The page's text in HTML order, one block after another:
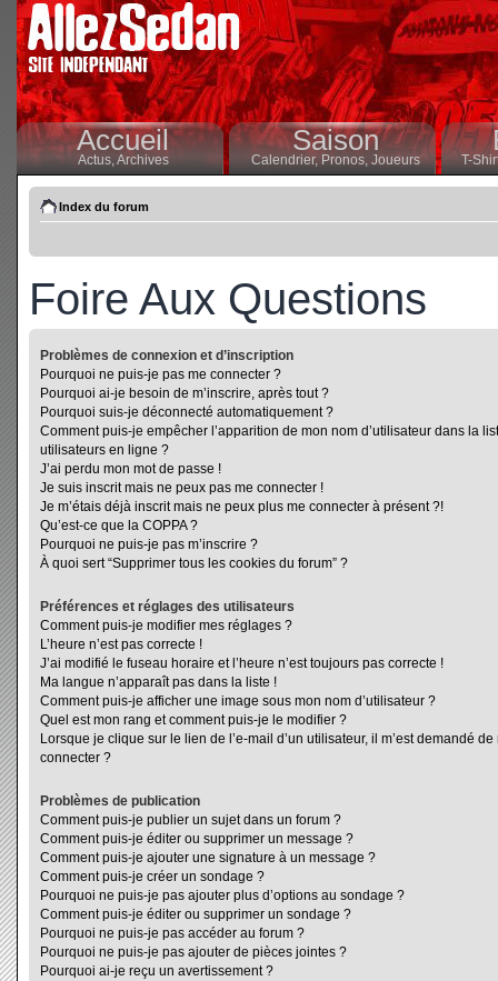
Accueil
Actus,Archives
Saison
Calendrier,Pronos, Joueurs T-
Index du forum
Foire Aux Questions
Problèmes de connexion et d’inscription
Pourquoi ne puis-je pas me connecter ?
Pourquoi ai-je besoin de m’inscrire, après tout ?
Pourquoi suis-je déconnecté automatiquement ?
Comment puis-je empêcher l’apparition de mon nom d’utilisateur dans la
utilisateurs en ligne ?
J’ai perdu mon mot de passe !
Je suis inscrit mais ne peux pas me connecter !
Je m’étais déjà inscrit mais ne peux plus me connecter à présent ?!
Qu’est-ce que la COPPA ?
Pourquoi ne puis-je pas m’inscrire ?
À quoi sert “Supprimer tous les cookies du forum” ?
Préférences et réglages des utilisateurs
Comment puis-je modifier mes réglages ?
L’heure n’est pas correcte !
J’ai modifié le fuseau horaire et l’heure n’est toujours pas correcte !
Ma langue n’apparaît pas dans la liste !
Comment puis-je afficher une image sous mon nom d’utilisateur ?
Quel est mon rang et comment puis-je le modifier ?
Lorsque je clique sur le lien de l’e-mail d’un utilisateur, il m’est demandé de
connecter ?
Problèmes de publication
Comment puis-je publier un sujet dans un forum ?
Comment puis-je éditer ou supprimer un message ?
Comment puis-je ajouter une signature à un message ?
Comment puis-je créer un sondage ?
Pourquoi ne puis-je pas ajouter plus d’options au sondage ?
Comment puis-je éditer ou supprimer un sondage ?
Pourquoi ne puis-je pas accéder au forum ?
Pourquoi ne puis-je pas ajouter de pièces jointes ?
Pourquoi ai-je reçu un avertissement ?